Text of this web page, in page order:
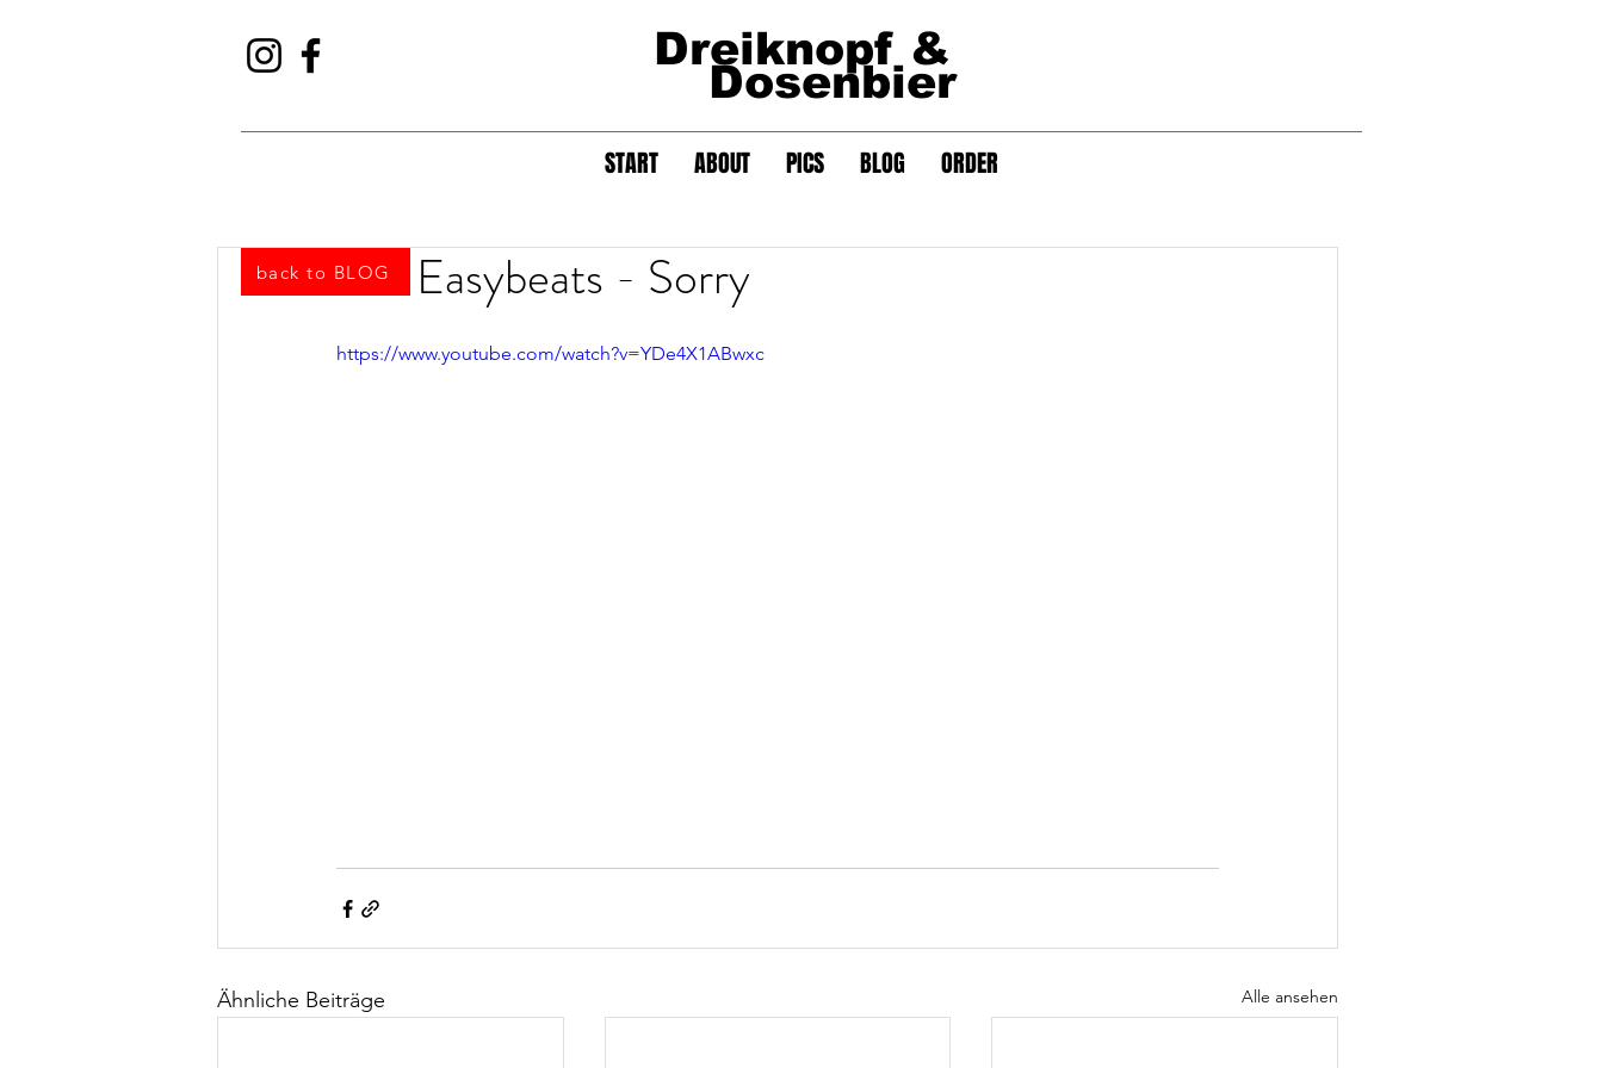
Dreiknopf &
Dosenbier
START ABOUT PICS BLOG ORDER
The Easybeats - Sorry
https://www.youtube.com/watch?v=YDe4X1ABwxc
Ähnliche Beiträge Alle ansehen
back to BLOG